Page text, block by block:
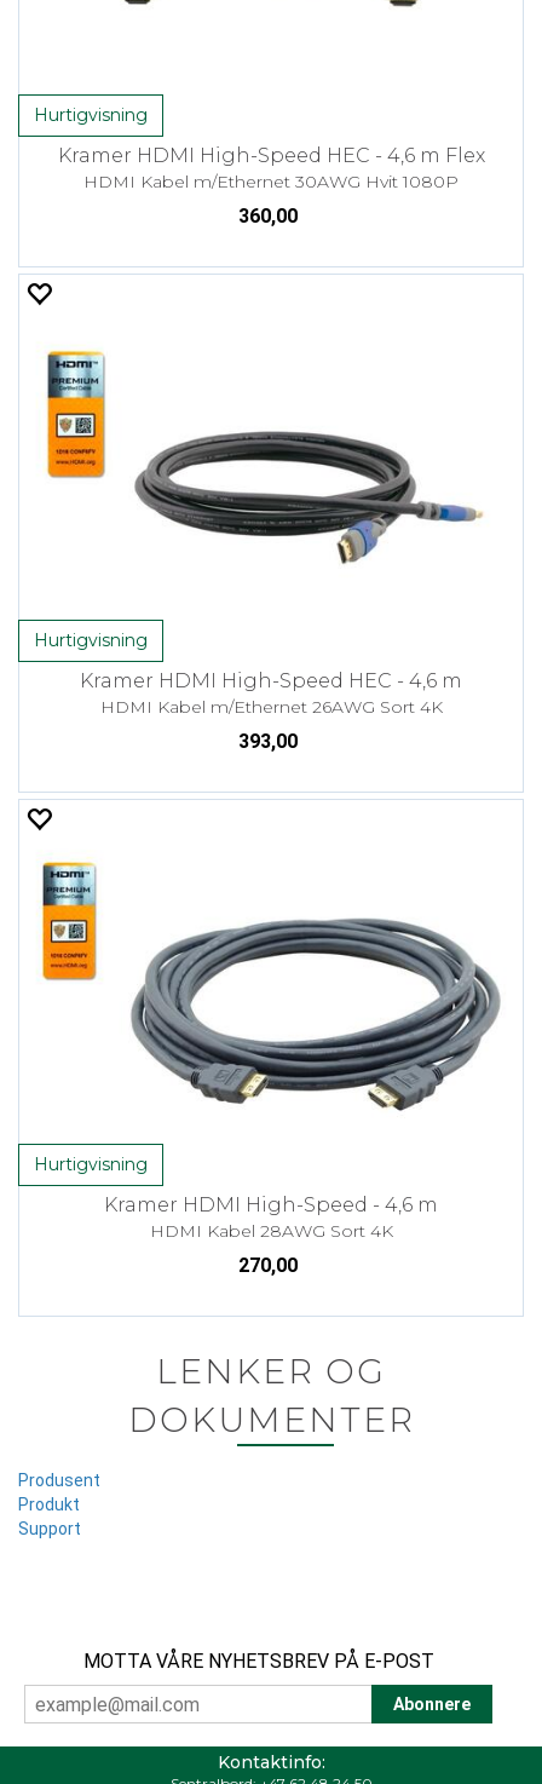
Hurtigvisning
Kramer HDMI High-Speed HEC - 4,6 m Flex
HDMI Kabel m/Ethernet 30AWG Hvit 1080P
360,00
Hurtigvisning
Kramer HDMI High-Speed HEC - 4,6 m
HDMI Kabel m/Ethernet 26AWG Sort 4K
393,00
Hurtigvisning
Kramer HDMI High-Speed - 4,6 m
HDMI Kabel 28AWG Sort 4K
270,00
LENKER OG
DOKUMENTER
Produsent
Produkt
Support
MOTTA VÅRE NYHETSBREV PÅ E-POST
Kontaktinfo: